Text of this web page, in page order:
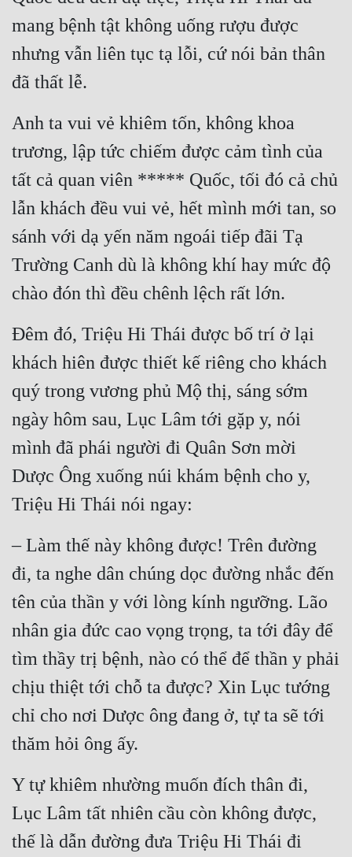
Mỹ Thực
Ngôn Tình
Nữ Phụ
Phong Thủy - Tâm Linh
Phương Tây
Phản Phái
Quan Trường
Quân Sự
Sảng Văn
Sắc
Sủng
Thanh Xuân
Tiên Hiệp
Tiểu Thuyết
Trinh Thám
Triều Đấu
Trùng Sinh
Trọng Sinh
Tu Tiên
Tội Phạm
Võng Du
mang bệnh tật không uống rượu được
nhưng vẫn liên tục tạ lỗi, cứ nói bản thân
đã thất lễ.
Anh ta vui vẻ khiêm tốn, không khoa
trương, lập tức chiếm được cảm tình của
tất cả quan viên ***** Quốc, tối đó cả chủ
lẫn khách đều vui vẻ, hết mình mới tan, so
sánh với dạ yến năm ngoái tiếp đãi Tạ
Trường Canh dù là không khí hay mức độ
chào đón thì đều chênh lệch rất lớn.
Đêm đó, Triệu Hi Thái được bố trí ở lại
khách hiên được thiết kế riêng cho khách
quý trong vương phủ Mộ thị, sáng sớm
ngày hôm sau, Lục Lâm tới gặp y, nói
mình đã phái người đi Quân Sơn mời
Dược Ông xuống núi khám bệnh cho y,
Triệu Hi Thái nói ngay:
– Làm thế này không được! Trên đường
đi, ta nghe dân chúng dọc đường nhắc đến
tên của thần y với lòng kính ngưỡng. Lão
nhân gia đức cao vọng trọng, ta tới đây để
tìm thầy trị bệnh, nào có thể để thần y phải
chịu thiệt tới chỗ ta được? Xin Lục tướng
chỉ cho nơi Dược ông đang ở, tự ta sẽ tới
thăm hỏi ông ấy.
Y tự khiêm nhường muốn đích thân đi,
Lục Lâm tất nhiên cầu còn không được,
thế là dẫn đường đưa Triệu Hi Thái đi